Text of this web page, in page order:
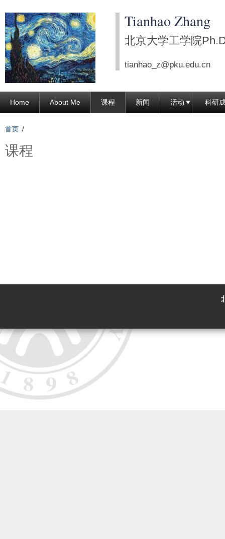
转
到
面
主
要
Tianhao Zhang
北京大学工学院
tianhao_z@pku.edu.cn
Home About Me 课程 新闻 活动 科研
首页 /
课程